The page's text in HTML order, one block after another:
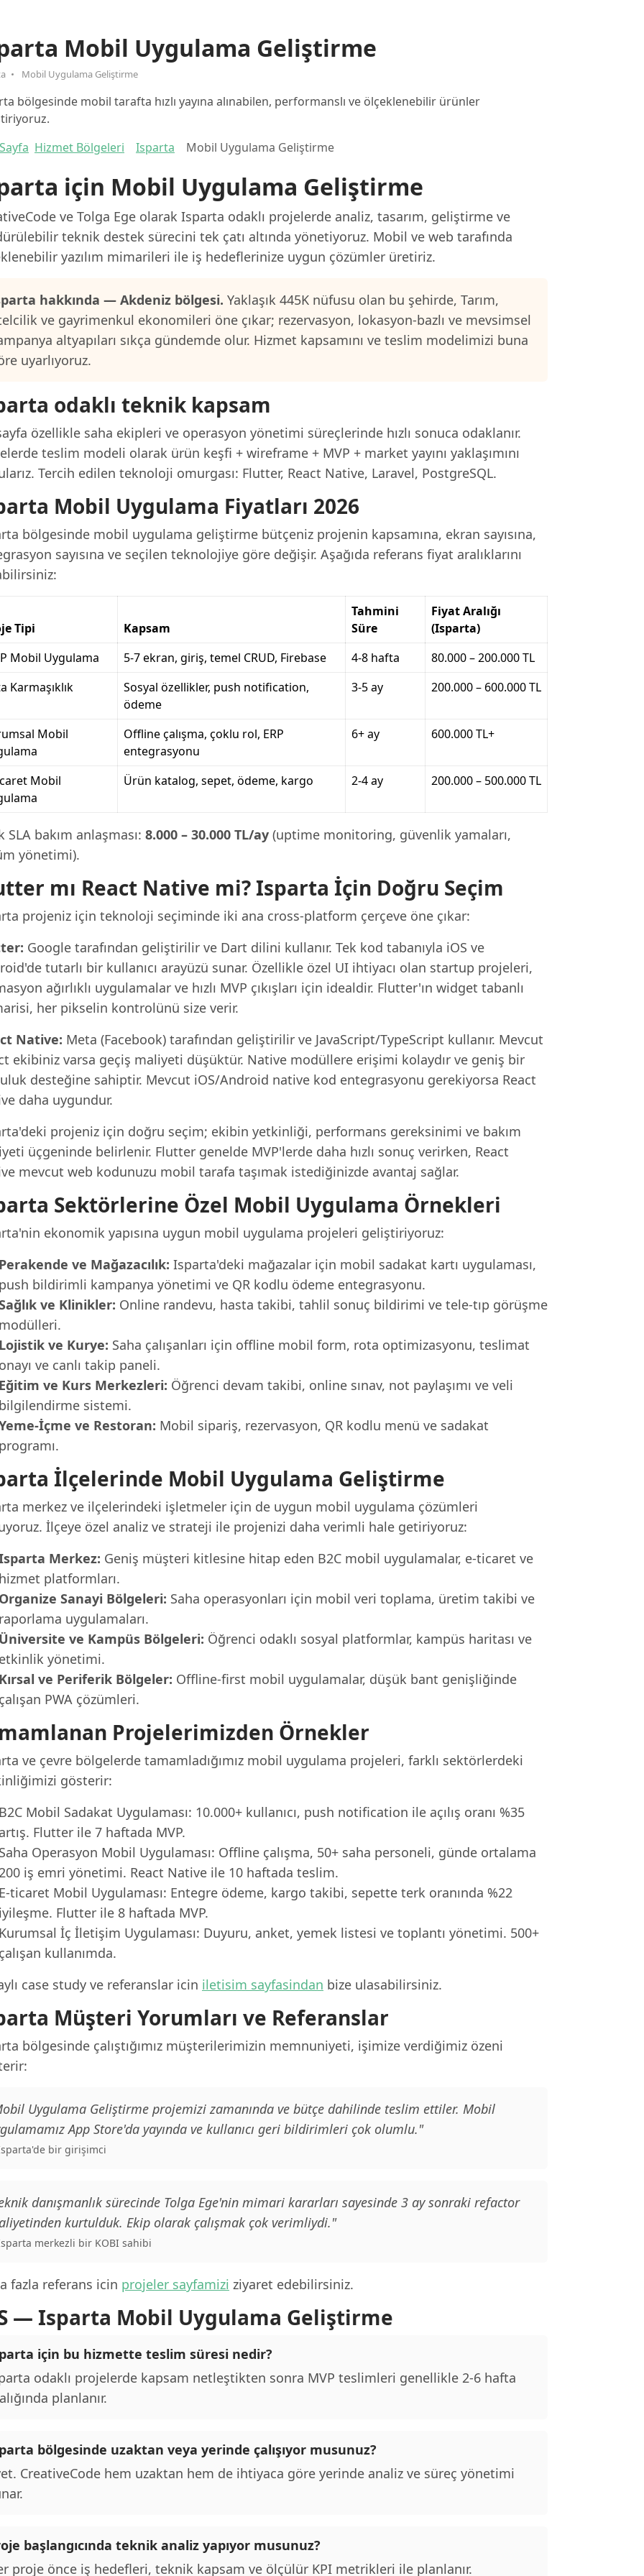
Mobil Uygulama Geliştirme
Mobil Uygulama Geliştirme
bölgesinde mobil tarafta hızlı yayına alınabilen, performanslı ve ölçeklenebilir ürünler
Hizmet Bölgeleri Isparta Mobil Uygulama Geliştirme
için Mobil Uygulama Geliştirme
ve Tolga Ege olarak Isparta odaklı projelerde analiz, tasarım, geliştirme ve
teknik destek sürecini tek çatı altında yönetiyoruz. Mobil ve web tarafında
yazılım mimarileri ile iş hedeflerinize uygun çözümler üretiriz.
hakkında — Akdeniz bölgesi. Yaklaşık 445K nüfusu olan bu şehirde, Tarım,
ve gayrimenkul ekonomileri öne çıkar; rezervasyon, lokasyon-bazlı ve mevsimsel
altyapıları sıkça gündemde olur. Hizmet kapsamını ve teslim modelimizi buna
uyarlıyoruz.
odaklı teknik kapsam
özellikle saha ekipleri ve operasyon yönetimi süreçlerinde hızlı sonuca odaklanır.
teslim modeli olarak ürün keşfi + wireframe + MVP + market yayını yaklaşımını
Tercih edilen teknoloji omurgası: Flutter, React Native, Laravel, PostgreSQL.
Mobil Uygulama Fiyatları 2026
bölgesinde mobil uygulama geliştirme bütçeniz projenin kapsamına, ekran sayısına,
sayısına ve seçilen teknolojiye göre değişir. Aşağıda referans fiyat aralıklarını
Tipi Kapsam
Tahmini
Süre
Fiyat Aralığı
(Isparta)
Mobil Uygulama
5-7 ekran, giriş, temel CRUD, Firebase 4-8 hafta
80.000 – 200.000 TL
Karmaşıklık
Sosyal özellikler, push notification,
ödeme
3-5 ay 200.000 – 600.000 TL
Mobil
Offline çalışma, çoklu rol, ERP
entegrasyonu
6+ ay 600.000 TL+
Mobil
Ürün katalog, sepet, ödeme, kargo 2-4 ay 200.000 – 500.000 TL
SLA bakım anlaşması: 8.000 – 30.000 TL/ay (uptime monitoring, güvenlik yamaları,
yönetimi).
mı React Native mi? Isparta İçin Doğru Seçim
projeniz için teknoloji seçiminde iki ana cross-platform çerçeve öne çıkar:
Google tarafından geliştirilir ve Dart dilini kullanır. Tek kod tabanıyla iOS ve
tutarlı bir kullanıcı arayüzü sunar. Özellikle özel UI ihtiyacı olan startup projeleri,
ağırlıklı uygulamalar ve hızlı MVP çıkışları için idealdir. Flutter'ın widget tabanlı
her pikselin kontrolünü size verir.
Native: Meta (Facebook) tarafından geliştirilir ve JavaScript/TypeScript kullanır. Mevcut
ekibiniz varsa geçiş maliyeti düşüktür. Native modüllere erişimi kolaydır ve geniş bir
desteğine sahiptir. Mevcut iOS/Android native kod entegrasyonu gerekiyorsa React
daha uygundur.
projeniz için doğru seçim; ekibin yetkinliği, performans gereksinimi ve bakım
üçgeninde belirlenir. Flutter genelde MVP'lerde daha hızlı sonuç verirken, React
mevcut web kodunuzu mobil tarafa taşımak istediğinizde avantaj sağlar.
Sektörlerine Özel Mobil Uygulama Örnekleri
ekonomik yapısına uygun mobil uygulama projeleri geliştiriyoruz:
Perakende ve Mağazacılık: Isparta'deki mağazalar için mobil sadakat kartı uygulaması,
push bildirimli kampanya yönetimi ve QR kodlu ödeme entegrasyonu.
ve Klinikler: Online randevu, hasta takibi, tahlil sonuç bildirimi ve tele-tıp görüşme
modülleri.
Lojistik ve Kurye: Saha çalışanları için offline mobil form, rota optimizasyonu, teslimat
onayı ve canlı takip paneli.
Eğitim ve Kurs Merkezleri: Öğrenci devam takibi, online sınav, not paylaşımı ve veli
bilgilendirme sistemi.
İçme ve Restoran: Mobil sipariş, rezervasyon, QR kodlu menü ve sadakat
programı.
İlçelerinde Mobil Uygulama Geliştirme
merkez ve ilçelerindeki işletmeler için de uygun mobil uygulama çözümleri
İlçeye özel analiz ve strateji ile projenizi daha verimli hale getiriyoruz:
Merkez: Geniş müşteri kitlesine hitap eden B2C mobil uygulamalar, e-ticaret ve
hizmet platformları.
Organize Sanayi Bölgeleri: Saha operasyonları için mobil veri toplama, üretim takibi ve
raporlama uygulamaları.
Üniversite ve Kampüs Bölgeleri: Öğrenci odaklı sosyal platformlar, kampüs haritası ve
etkinlik yönetimi.
Kırsal ve Periferik Bölgeler: Offline-first mobil uygulamalar, düşük bant genişliğinde
çalışan PWA çözümleri.
Projelerimizden Örnekler
ve çevre bölgelerde tamamladığımız mobil uygulama projeleri, farklı sektörlerdeki
gösterir:
B2C Mobil Sadakat Uygulaması: 10.000+ kullanıcı, push notification ile açılış oranı %35
artış. Flutter ile 7 haftada MVP.
Saha Operasyon Mobil Uygulaması: Offline çalışma, 50+ saha personeli, günde ortalama
iş emri yönetimi. React Native ile 10 haftada teslim.
E-ticaret Mobil Uygulaması: Entegre ödeme, kargo takibi, sepette terk oranında %22
iyileşme. Flutter ile 8 haftada MVP.
Kurumsal İç İletişim Uygulaması: Duyuru, anket, yemek listesi ve toplantı yönetimi. 500+
çalışan kullanımda.
case study ve referanslar icin iletisim sayfasindan bize ulasabilirsiniz.
Müşteri Yorumları ve Referanslar
bölgesinde çalıştığımız müşterilerimizin memnuniyeti, işimize verdiğimiz özeni
Uygulama Geliştirme projemizi zamanında ve bütçe dahilinde teslim ettiler. Mobil
App Store'da yayında ve kullanıcı geri bildirimleri çok olumlu."
bir girişimci
danışmanlık sürecinde Tolga Ege'nin mimari kararları sayesinde 3 ay sonraki refactor
kurtulduk. Ekip olarak çalışmak çok verimliydi."
merkezli bir KOBI sahibi
fazla referans icin projeler sayfamizi ziyaret edebilirsiniz.
— Isparta Mobil Uygulama Geliştirme
için bu hizmette teslim süresi nedir?
odaklı projelerde kapsam netleştikten sonra MVP teslimleri genellikle 2-6 hafta
planlanır.
bölgesinde uzaktan veya yerinde çalışıyor musunuz?
CreativeCode hem uzaktan hem de ihtiyaca göre yerinde analiz ve süreç yönetimi
başlangıcında teknik analiz yapıyor musunuz?
proje önce iş hedefleri, teknik kapsam ve ölçülür KPI metrikleri ile planlanır.